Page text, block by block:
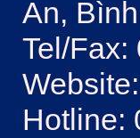
An,
Tel/
Hotline: